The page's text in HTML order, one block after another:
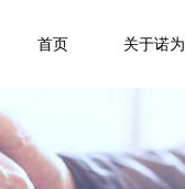
首页 关于诺为